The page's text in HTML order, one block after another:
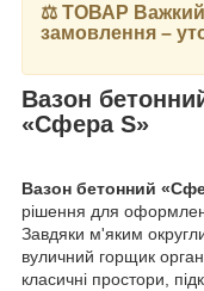
⚖️ ТОВАР
замовлення –
Вазон
«Сфера S»
Вазон бетонний
рішення для
Завдяки м'яким
вуличний горщик
класичні простори,